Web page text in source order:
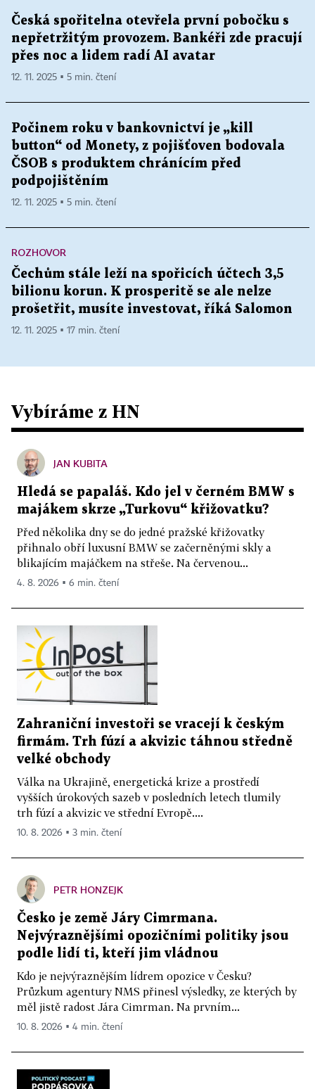
Česká spořitelna otevřela první pobočku s
nepřetržitým provozem. Bankéři zde pracují
přes noc a lidem radí AI avatar
12. 11. 2025 ▪ 5 min. čtení
Počinem roku v bankovnictví je „kill
button“ od Monety, z pojišťoven bodovala
ČSOB s produktem chránícím před
podpojištěním
12. 11. 2025 ▪ 5 min. čtení
ROZHOVOR
Čechům stále leží na spořicích účtech 3,5
bilionu korun. K prosperitě se ale nelze
prošetřit, musíte investovat, říká Salomon
12. 11. 2025 ▪ 17 min. čtení
Vybíráme z HN
JAN KUBITA
Hledá se papaláš. Kdo jel v černém BMW s
majákem skrze „Turkovu“ křižovatku?
Před několika dny se do jedné pražské křižovatky
přihnalo obří luxusní BMW se začerněnými skly a
blikajícím majáčkem na střeše. Na červenou...
4. 8. 2026 ▪ 6 min. čtení
Zahraniční investoři se vracejí k českým
firmám. Trh fúzí a akvizic táhnou středně
velké obchody
Válka na Ukrajině, energetická krize a prostředí
vyšších úrokových sazeb v posledních letech tlumily
trh fúzí a akvizic ve střední Evropě....
10. 8. 2026 ▪ 3 min. čtení
PETR HONZEJK
Česko je země Járy Cimrmana.
Nejvýraznějšími opozičními politiky jsou
podle lidí ti, kteří jim vládnou
Kdo je nejvýraznějším lídrem opozice v Česku?
Průzkum agentury NMS přinesl výsledky, ze kterých by
měl jistě radost Jára Cimrman. Na prvním...
10. 8. 2026 ▪ 4 min. čtení